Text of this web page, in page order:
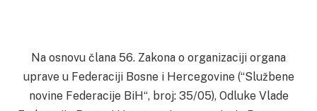
Na osnovu člana 56. Zakona o organizaciji organa
uprave u Federaciji Bosne i Hercegovine (“Službene
novine Federacije BiH“, broj: 35/05), Odluke Vlade